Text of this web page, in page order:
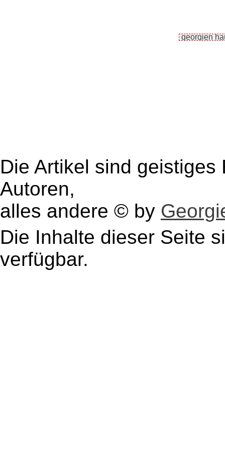
Die Artikel sind
Autoren,
alles andere © by
Die Inhalte dieser Seite
verfügbar.